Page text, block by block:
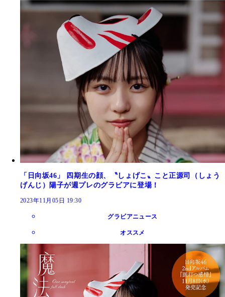
「日向坂46」 四期生の顔、〝しょげこ〟こと正源司（しょう
げんじ）陽子が週プレのグラビアに登場！
2023年11月05日 19:30
グラビアニュース
オススメ